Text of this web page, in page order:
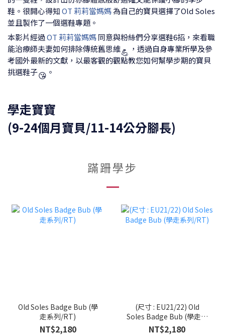
鞋。很開心得知OT 莉莉當媽媽為自己的寶貝選擇了Old Soles
並且製作了一個選鞋專題。
本影片經過OT 莉莉當媽媽同意與粉絲們分享選鞋6招，來看職
能治療師夫妻如何排除傳統舊思維💪 ，透過自身專業所學及參
考國外最新的文獻，以最客觀的觀點教您如何幫學步期的寶貝
挑選鞋子😘 。
學走寶寶
(9-24個月寶貝/11-14公分腳長)
蹣跚學步
Old Soles Badge Bub (學
走系列/RT)
NT$2,180
(尺寸 : EU21/22) Old
Soles Badge Bub (學走系
列/RT)
NT$2,180